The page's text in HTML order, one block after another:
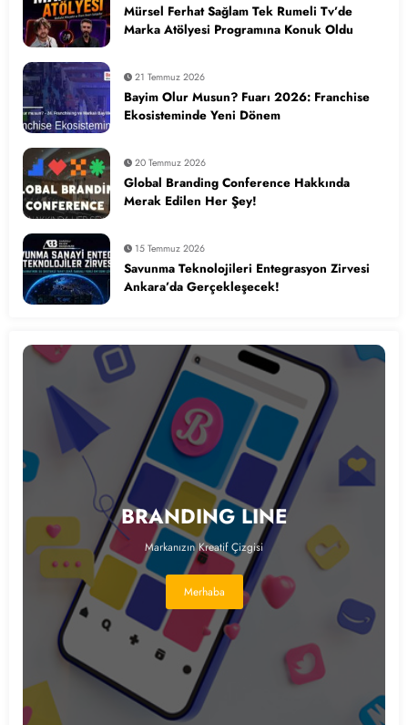
Mürsel Ferhat Sağlam Tek Rumeli Tv’de
Marka Atölyesi Programına Konuk Oldu
21 Temmuz 2026
Bayim Olur Musun? Fuarı 2026: Franchise
Ekosisteminde Yeni Dönem
20 Temmuz 2026
Global Branding Conference Hakkında
Merak Edilen Her Şey!
15 Temmuz 2026
Savunma Teknolojileri Entegrasyon Zirvesi
Ankara’da Gerçekleşecek!
BRANDING LINE
Markanızın Kreatif Çizgisi
Merhaba